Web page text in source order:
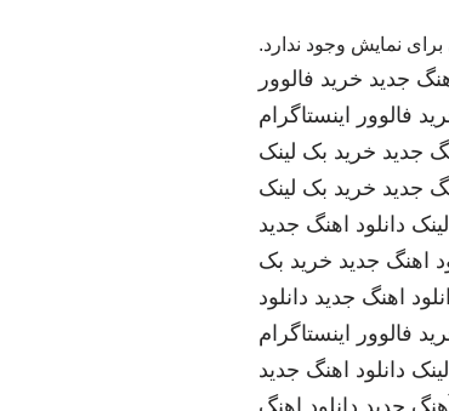
برای نمایش وجود ندارد.
جدید خرید فالوور
فالوور اینستاگرام
جدید خرید بک لینک
جدید خرید بک لینک
دانلود اهنگ جدید
اهنگ جدید خرید بک
اهنگ جدید دانلود
فالوور اینستاگرام
دانلود اهنگ جدید
جدید دانلود اهنگ